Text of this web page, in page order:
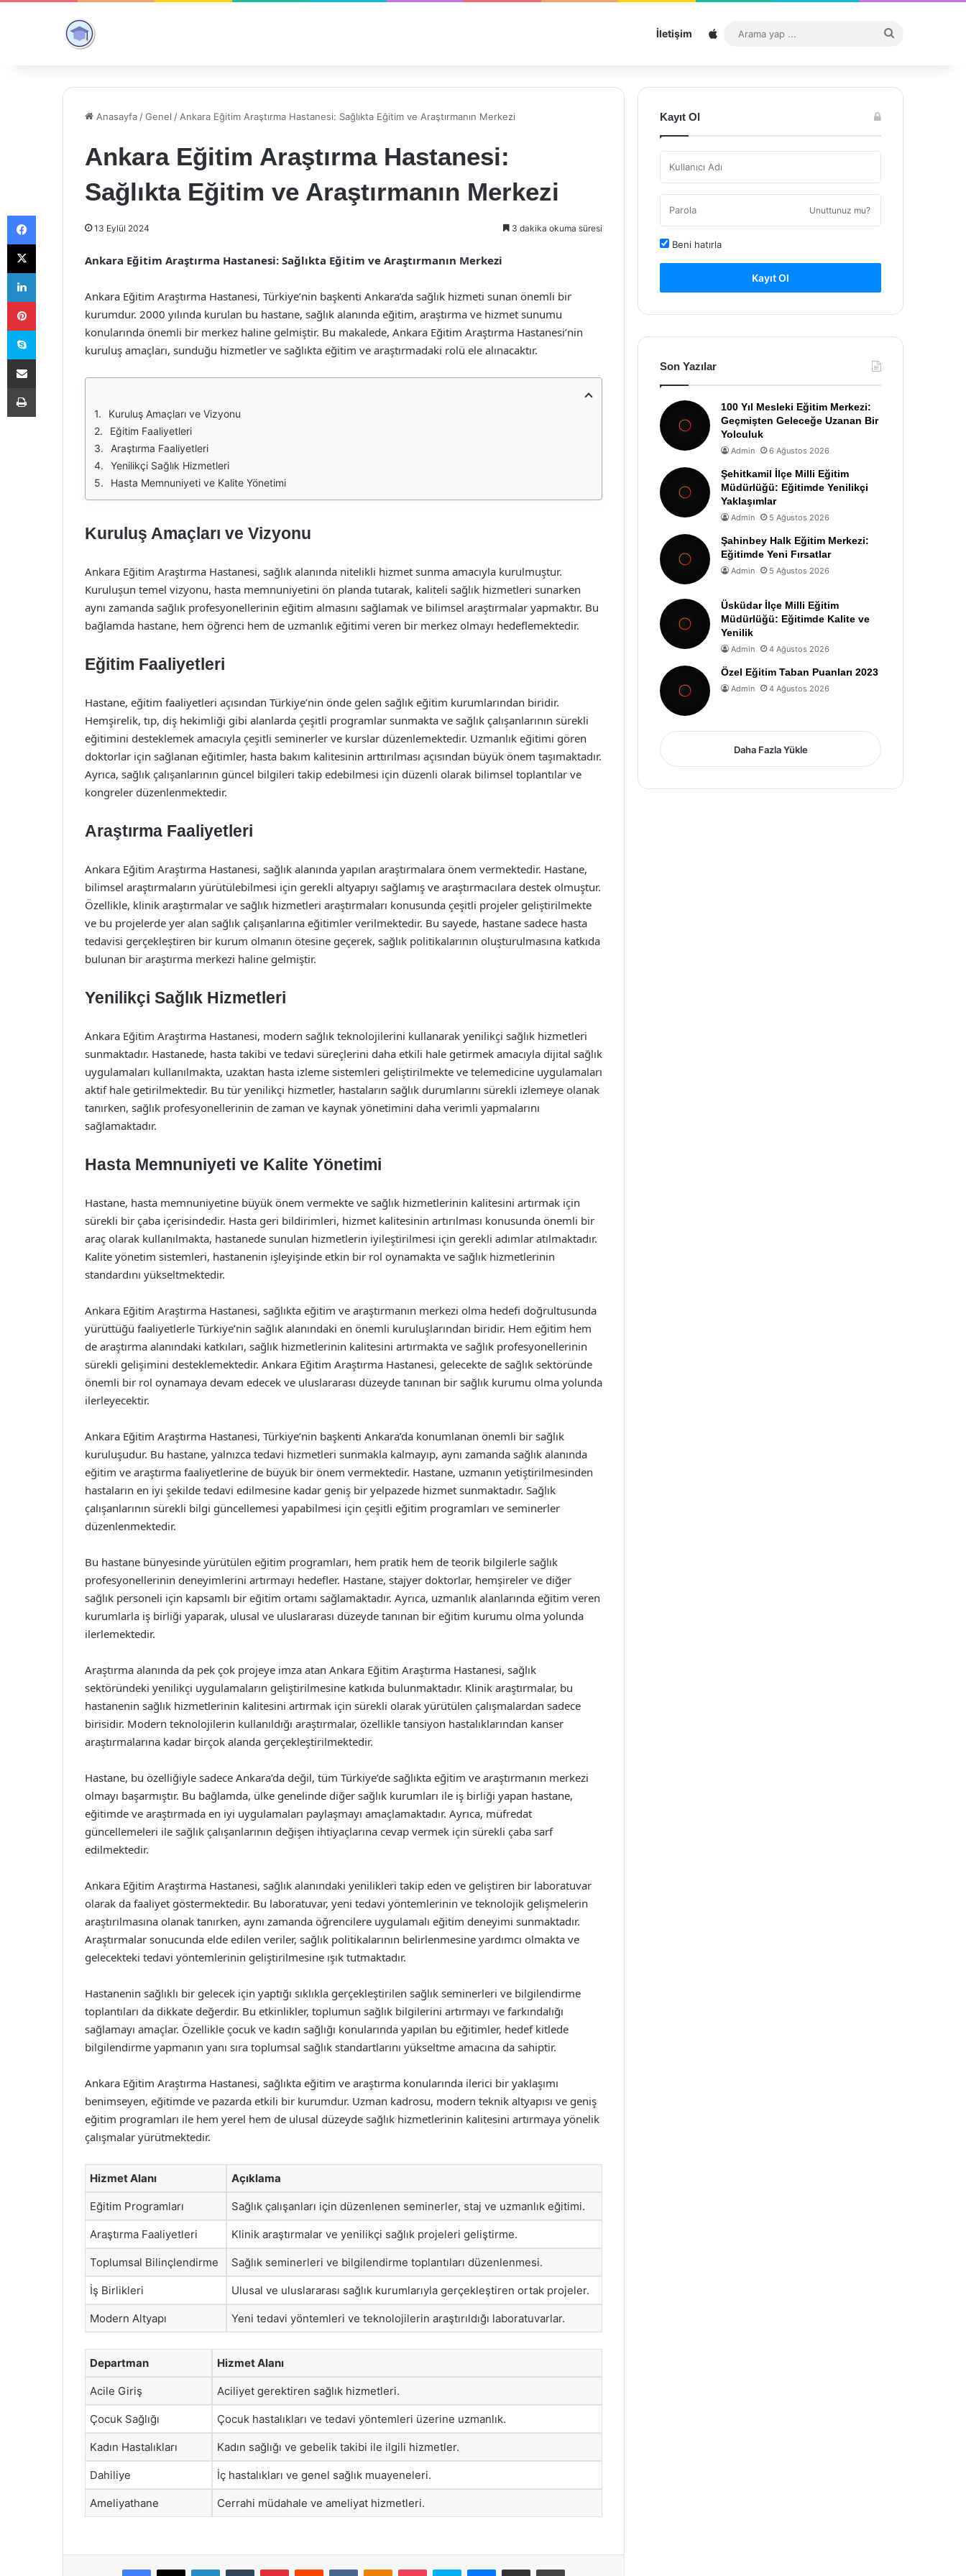
İletişim Sitemap
...
Anasayfa /Genel / Ankara Eğitim Araştırma Hastanesi: Sağlıkta Eğitim ve Araştırmanın Merkezi
Ankara Eğitim Araştırma Hastanesi:
Sağlıkta Eğitim ve Araştırmanın Merkezi
13 Eylül 2024 3 dakika okuma süresi
Ankara Eğitim Araştırma Hastanesi: Sağlıkta Eğitim ve Araştırmanın Merkezi
Ankara Eğitim Araştırma Hastanesi, Türkiye’nin başkenti Ankara’da sağlık hizmeti sunan önemli bir
kurumdur. 2000 yılında kurulan bu hastane, sağlık alanında eğitim, araştırma ve hizmet sunumu
konularında önemli bir merkez haline gelmiştir. Bu makalede, Ankara Eğitim Araştırma Hastanesi’nin
kuruluş amaçları, sunduğu hizmetler ve sağlıkta eğitim ve araştırmadaki rolü ele alınacaktır.
Kuruluş Amaçları ve Vizyonu
Eğitim Faaliyetleri
Araştırma Faaliyetleri
Yenilikçi Sağlık Hizmetleri
Hasta Memnuniyeti ve Kalite Yönetimi
Kuruluş Amaçları ve Vizyonu
Ankara Eğitim Araştırma Hastanesi, sağlık alanında nitelikli hizmet sunma amacıyla kurulmuştur.
Kuruluşun temel vizyonu, hasta memnuniyetini ön planda tutarak, kaliteli sağlık hizmetleri sunarken
aynı zamanda sağlık profesyonellerinin eğitim almasını sağlamak ve bilimsel araştırmalar yapmaktır. Bu
bağlamda hastane, hem öğrenci hem de uzmanlık eğitimi veren bir merkez olmayı hedeflemektedir.
Eğitim Faaliyetleri
Hastane, eğitim faaliyetleri açısından Türkiye’nin önde gelen sağlık eğitim kurumlarından biridir.
Hemşirelik, tıp, diş hekimliği gibi alanlarda çeşitli programlar sunmakta ve sağlık çalışanlarının sürekli
eğitimini desteklemek amacıyla çeşitli seminerler ve kurslar düzenlemektedir. Uzmanlık eğitimi gören
doktorlar için sağlanan eğitimler, hasta bakım kalitesinin arttırılması açısından büyük önem taşımaktadır.
Ayrıca, sağlık çalışanlarının güncel bilgileri takip edebilmesi için düzenli olarak bilimsel toplantılar ve
kongreler düzenlenmektedir.
Araştırma Faaliyetleri
Ankara Eğitim Araştırma Hastanesi, sağlık alanında yapılan araştırmalara önem vermektedir. Hastane,
bilimsel araştırmaların yürütülebilmesi için gerekli altyapıyı sağlamış ve araştırmacılara destek olmuştur.
Özellikle, klinik araştırmalar ve sağlık hizmetleri araştırmaları konusunda çeşitli projeler geliştirilmekte
ve bu projelerde yer alan sağlık çalışanlarına eğitimler verilmektedir. Bu sayede, hastane sadece hasta
tedavisi gerçekleştiren bir kurum olmanın ötesine geçerek, sağlık politikalarının oluşturulmasına katkıda
bulunan bir araştırma merkezi haline gelmiştir.
Yenilikçi Sağlık Hizmetleri
Ankara Eğitim Araştırma Hastanesi, modern sağlık teknolojilerini kullanarak yenilikçi sağlık hizmetleri
sunmaktadır. Hastanede, hasta takibi ve tedavi süreçlerini daha etkili hale getirmek amacıyla dijital sağlık
uygulamaları kullanılmakta, uzaktan hasta izleme sistemleri geliştirilmekte ve telemedicine uygulamaları
aktif hale getirilmektedir. Bu tür yenilikçi hizmetler, hastaların sağlık durumlarını sürekli izlemeye olanak
tanırken, sağlık profesyonellerinin de zaman ve kaynak yönetimini daha verimli yapmalarını
sağlamaktadır.
Hasta Memnuniyeti ve Kalite Yönetimi
Hastane, hasta memnuniyetine büyük önem vermekte ve sağlık hizmetlerinin kalitesini artırmak için
sürekli bir çaba içerisindedir. Hasta geri bildirimleri, hizmet kalitesinin artırılması konusunda önemli bir
araç olarak kullanılmakta, hastanede sunulan hizmetlerin iyileştirilmesi için gerekli adımlar atılmaktadır.
Kalite yönetim sistemleri, hastanenin işleyişinde etkin bir rol oynamakta ve sağlık hizmetlerinin
standardını yükseltmektedir.
Ankara Eğitim Araştırma Hastanesi, sağlıkta eğitim ve araştırmanın merkezi olma hedefi doğrultusunda
yürüttüğü faaliyetlerle Türkiye’nin sağlık alanındaki en önemli kuruluşlarından biridir. Hem eğitim hem
de araştırma alanındaki katkıları, sağlık hizmetlerinin kalitesini artırmakta ve sağlık profesyonellerinin
sürekli gelişimini desteklemektedir. Ankara Eğitim Araştırma Hastanesi, gelecekte de sağlık sektöründe
önemli bir rol oynamaya devam edecek ve uluslararası düzeyde tanınan bir sağlık kurumu olma yolunda
ilerleyecektir.
Ankara Eğitim Araştırma Hastanesi, Türkiye’nin başkenti Ankara’da konumlanan önemli bir sağlık
kuruluşudur. Bu hastane, yalnızca tedavi hizmetleri sunmakla kalmayıp, aynı zamanda sağlık alanında
eğitim ve araştırma faaliyetlerine de büyük bir önem vermektedir. Hastane, uzmanın yetiştirilmesinden
hastaların en iyi şekilde tedavi edilmesine kadar geniş bir yelpazede hizmet sunmaktadır. Sağlık
çalışanlarının sürekli bilgi güncellemesi yapabilmesi için çeşitli eğitim programları ve seminerler
düzenlenmektedir.
Bu hastane bünyesinde yürütülen eğitim programları, hem pratik hem de teorik bilgilerle sağlık
profesyonellerinin deneyimlerini artırmayı hedefler. Hastane, stajyer doktorlar, hemşireler ve diğer
sağlık personeli için kapsamlı bir eğitim ortamı sağlamaktadır. Ayrıca, uzmanlık alanlarında eğitim veren
kurumlarla iş birliği yaparak, ulusal ve uluslararası düzeyde tanınan bir eğitim kurumu olma yolunda
ilerlemektedir.
Araştırma alanında da pek çok projeye imza atan Ankara Eğitim Araştırma Hastanesi, sağlık
sektöründeki yenilikçi uygulamaların geliştirilmesine katkıda bulunmaktadır. Klinik araştırmalar, bu
hastanenin sağlık hizmetlerinin kalitesini artırmak için sürekli olarak yürütülen çalışmalardan sadece
birisidir. Modern teknolojilerin kullanıldığı araştırmalar, özellikle tansiyon hastalıklarından kanser
araştırmalarına kadar birçok alanda gerçekleştirilmektedir.
Hastane, bu özelliğiyle sadece Ankara’da değil, tüm Türkiye’de sağlıkta eğitim ve araştırmanın merkezi
olmayı başarmıştır. Bu bağlamda, ülke genelinde diğer sağlık kurumları ile iş birliği yapan hastane,
eğitimde ve araştırmada en iyi uygulamaları paylaşmayı amaçlamaktadır. Ayrıca, müfredat
güncellemeleri ile sağlık çalışanlarının değişen ihtiyaçlarına cevap vermek için sürekli çaba sarf
edilmektedir.
Ankara Eğitim Araştırma Hastanesi, sağlık alanındaki yenilikleri takip eden ve geliştiren bir laboratuvar
olarak da faaliyet göstermektedir. Bu laboratuvar, yeni tedavi yöntemlerinin ve teknolojik gelişmelerin
araştırılmasına olanak tanırken, aynı zamanda öğrencilere uygulamalı eğitim deneyimi sunmaktadır.
Araştırmalar sonucunda elde edilen veriler, sağlık politikalarının belirlenmesine yardımcı olmakta ve
gelecekteki tedavi yöntemlerinin geliştirilmesine ışık tutmaktadır.
Hastanenin sağlıklı bir gelecek için yaptığı sıklıkla gerçekleştirilen sağlık seminerleri ve bilgilendirme
toplantıları da dikkate değerdir. Bu etkinlikler, toplumun sağlık bilgilerini artırmayı ve farkındalığı
sağlamayı amaçlar. Özellikle çocuk ve kadın sağlığı konularında yapılan bu eğitimler, hedef kitlede
bilgilendirme yapmanın yanı sıra toplumsal sağlık standartlarını yükseltme amacına da sahiptir.
Ankara Eğitim Araştırma Hastanesi, sağlıkta eğitim ve araştırma konularında ilerici bir yaklaşımı
benimseyen, eğitimde ve pazarda etkili bir kurumdur. Uzman kadrosu, modern teknik altyapısı ve geniş
eğitim programları ile hem yerel hem de ulusal düzeyde sağlık hizmetlerinin kalitesini artırmaya yönelik
çalışmalar yürütmektedir.
Hizmet Alanı Açıklama
Eğitim Programları Sağlık çalışanları için düzenlenen seminerler, staj ve uzmanlık eğitimi.
Araştırma Faaliyetleri Klinik araştırmalar ve yenilikçi sağlık projeleri geliştirme.
Toplumsal Bilinçlendirme Sağlık seminerleri ve bilgilendirme toplantıları düzenlenmesi.
İş Birlikleri Ulusal ve uluslararası sağlık kurumlarıyla gerçekleştiren ortak projeler.
Modern Altyapı Yeni tedavi yöntemleri ve teknolojilerin araştırıldığı laboratuvarlar.
Departman Hizmet Alanı
Acile Giriş Aciliyet gerektiren sağlık hizmetleri.
Çocuk Sağlığı Çocuk hastalıkları ve tedavi yöntemleri üzerine uzmanlık.
Kadın Hastalıkları Kadın sağlığı ve gebelik takibi ile ilgili hizmetler.
Dahiliye İç hastalıkları ve genel sağlık muayeneleri.
Ameliyathane Cerrahi müdahale ve ameliyat hizmetleri.
Facebook
X LinkedInTumblr PinterestReddit VKontakteOdnoklassniki
Pocket Skype Messenger
E-Posta ile paylaş Yazdır
Kayıt Ol
Unuttunuz mu?
Beni hatırla
Kayıt Ol
Son Yazılar
100 Yıl Mesleki Eğitim Merkezi:
Geçmişten Geleceğe Uzanan Bir
Yolculuk
Admin 6 Ağustos 2026
Şehitkamil İlçe Milli Eğitim
Müdürlüğü: Eğitimde Yenilikçi
Yaklaşımlar
Admin 5 Ağustos 2026
Şahinbey Halk Eğitim Merkezi:
Eğitimde Yeni Fırsatlar
Admin 5 Ağustos 2026
Üsküdar İlçe Milli Eğitim
Müdürlüğü: Eğitimde Kalite ve
Yenilik
Admin 4 Ağustos 2026
Özel Eğitim Taban Puanları 2023
Admin 4 Ağustos 2026
Daha Fazla Yükle
Facebook
X
LinkedIn
Pinterest
Skype
E-Posta ile paylaş